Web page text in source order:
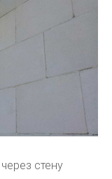
стену